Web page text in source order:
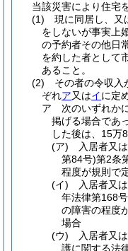
当該災害により住宅
(1)
現に同居し、又
をしないが事実上
の予約者その他日
を約した者として
あること。
(2)
その者の令収入
ぞれア又はイに定
ア
次のいずれか
掲げる場合であ
した後は、15万
(ア)
入居者又
第84号)第2条
程度が規則で
(イ)
入居者又
年法律第168
の障害の程度
場合
(ウ)
入居者又
護に関する法